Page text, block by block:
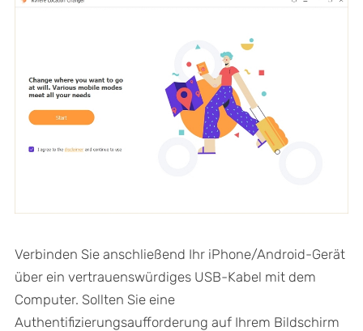
Verbinden Sie anschließend Ihr iPhone/Android-Gerät
über ein vertrauenswürdiges USB-Kabel mit dem
Computer. Sollten Sie eine
Authentifizierungsaufforderung auf Ihrem Bildschirm